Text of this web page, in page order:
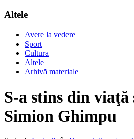
Altele
Avere la vedere
Sport
Cultura
Altele
Arhivă materiale
S-a stins din
Simion Ghimpu